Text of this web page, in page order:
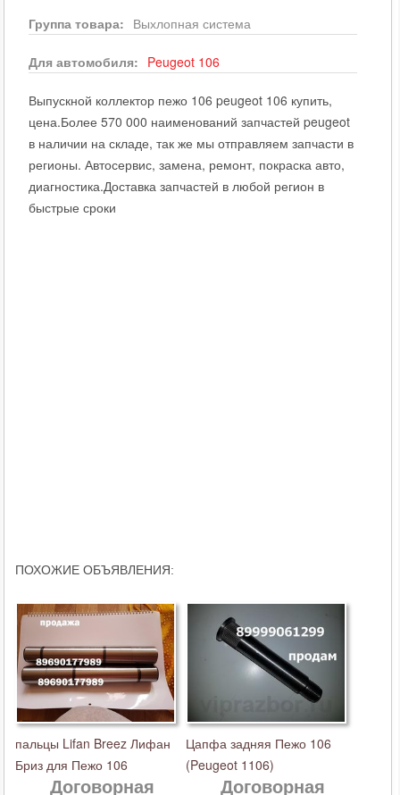
Группа товара: Выхлопная система
Для автомобиля: Peugeot 106
Выпускной коллектор пежо 106 peugeot 106 купить,
цена.Более 570 000 наименований запчастей peugeot
в наличии на складе, так же мы отправляем запчасти в
регионы. Автосервис, замена, ремонт, покраска авто,
диагностика.Доставка запчастей в любой регион в
быстрые сроки
ПОХОЖИЕ ОБЪЯВЛЕНИЯ:
пальцы Lifan Breez Лифан
Бриз для Пежо 106
Договорная
Цапфа задняя Пежо 106
(Peugeot 1106)
Договорная